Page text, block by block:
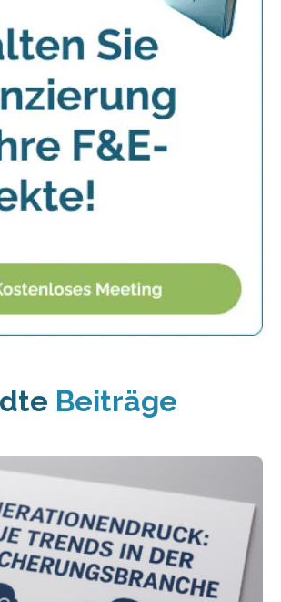
Beiträge